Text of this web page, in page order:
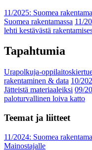
11/2025: Suomea
Suomea rakentamassa 11/
lehti kestävästä
Tapahtumia
Urapolkuja-
rakentaminen & data 10/
Jätteistä materiaaleiksi 09/
paloturvallinen loiva katto
Teemat ja liitteet
11/2024: Suomea
Mainostajalle